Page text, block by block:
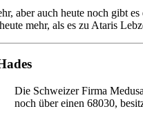
aber auch heute noch gibt
mehr, als es zu Ataris
Die Schweizer Firma
noch über einen 68030,